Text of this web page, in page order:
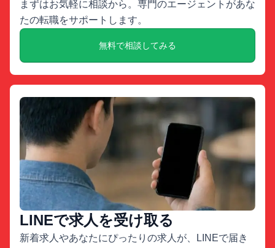
まずはお気軽に相談から。専門のエージェントがあな
たの転職をサポートします。
無料で相談してみる
LINEで求人を受け取る
新着求人やあなたにぴったりの求人が、LINEで届き